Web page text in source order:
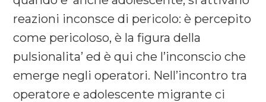
reazioni inconsce di pericolo: è percepito
come pericoloso, è la figura della
pulsionalita’ ed è qui che l’inconscio che
emerge negli operatori. Nell’incontro tra
operatore e adolescente migrante ci